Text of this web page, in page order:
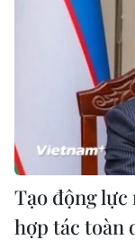
Tạo động
hợp tác toàn